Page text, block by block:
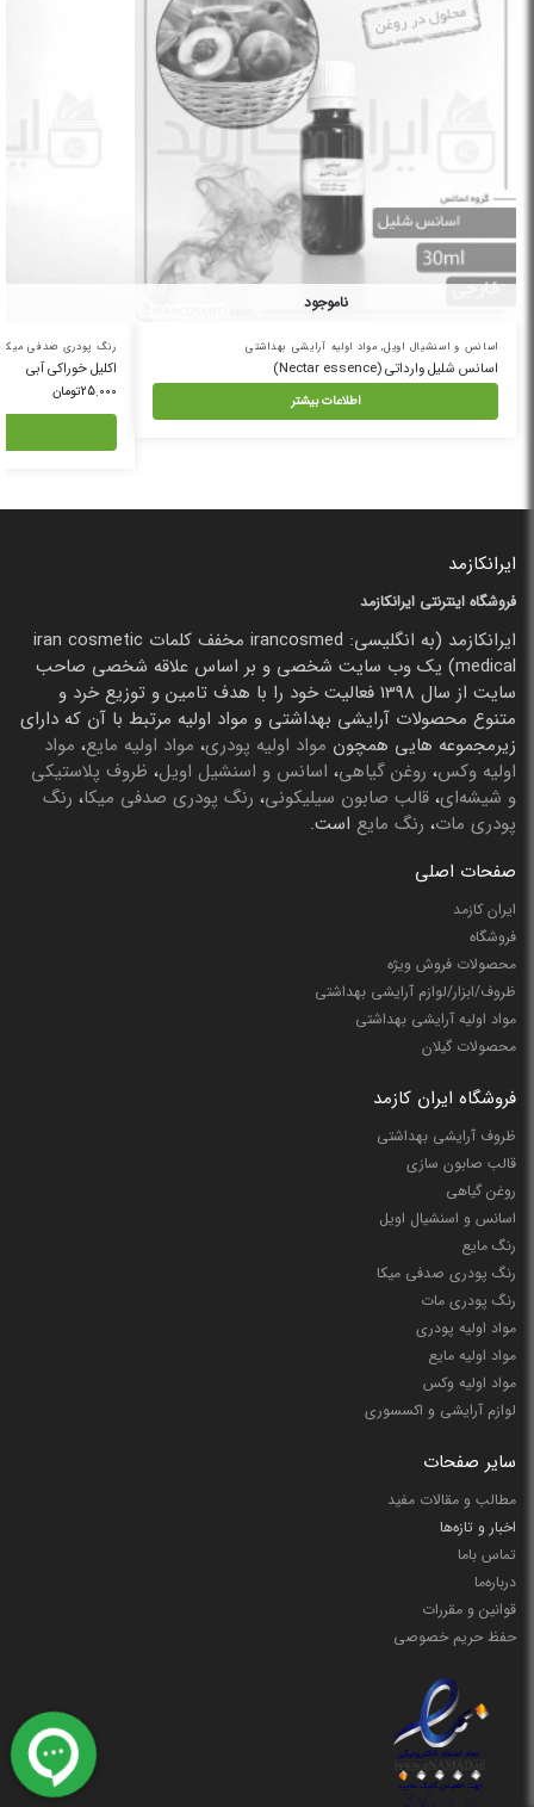
ناموجود
اسانس و اسنشیال اویل, مواد اولیه آرایشی بهداشتی
اسانس شلیل وارداتی (Nectar essence)
اطلاعات بیشتر
رنگ پودری صدفی میکا
اکلیل خوراکی آبی
25.000تومان
ایرانکازمد
فروشگاه اینترنتی ایرانکازمد
ایرانکازمد (به انگلیسی: irancosmed مخفف کلمات iran cosmetic
medical) یک وب سایت شخصی و بر اساس علاقه شخصی صاحب
سایت از سال 1398 فعالیت خود را با هدف تامین و توزیع خرد و
متنوع محصولات آرایشی بهداشتی و مواد اولیه مرتبط با آن که دارای
زیرمجموعه هایی همچون مواد اولیه پودری، مواد اولیه مایع، مواد
اولیه وکس، روغن گیاهی، اسانس و اسنشیل اویل، ظروف پلاستیکی
و شیشه‌ای، قالب صابون سیلیکونی، رنگ پودری صدفی میکا، رنگ
پودری مات، رنگ مایع است.
صفحات اصلی
ایران کازمد
فروشگاه
محصولات فروش ویژه
ظروف/ابزار/لوازم آرایشی بهداشتی
مواد اولیه آرایشی بهداشتی
محصولات گیلان
فروشگاه ایران کازمد
ظروف آرایشی بهداشتی
قالب صابون سازی
روغن گیاهی
اسانس و اسنشیال اویل
رنگ مایع
رنگ پودری صدفی میکا
رنگ پودری مات
مواد اولیه پودری
مواد اولیه مایع
مواد اولیه وکس
لوازم آرایشی و اکسسوری
سایر صفحات
مطالب و مقالات مفید
اخبار و تازه‌ها
تماس باما
درباره‌ما
قوانین و مقررات
حفظ حریم خصوصی